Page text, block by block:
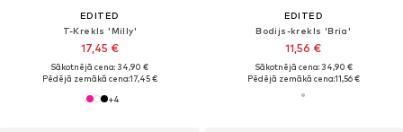
EDITED
T-Krekls 'Milly'
17,45 €
Sākotnējā cena: 34,90 €
Pēdējā zemākā cena:17,45 €
+4
EDITED
Bodijs-krekls 'Bria'
11,56 €
Sākotnējā cena: 34,90 €
Pēdējā zemākā cena:11,56 €